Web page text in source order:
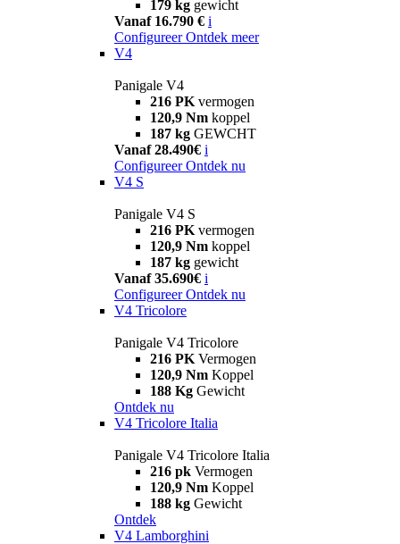
179 kg gewicht
Vanaf 16.790 € i
Configureer Ontdek meer
V4
Panigale V4
216 PK vermogen
120,9 Nm koppel
187 kg GEWCHT
Vanaf 28.490€ i
Configureer Ontdek nu
V4 S
Panigale V4 S
216 PK vermogen
120,9 Nm koppel
187 kg gewicht
Vanaf 35.690€ i
Configureer Ontdek nu
V4 Tricolore
Panigale V4 Tricolore
216 PK Vermogen
120,9 Nm Koppel
188 Kg Gewicht
Ontdek nu
V4 Tricolore Italia
Panigale V4 Tricolore Italia
216 pk Vermogen
120,9 Nm Koppel
188 kg Gewicht
Ontdek
V4 Lamborghini